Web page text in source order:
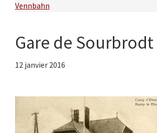
Vennbahn
Gare de Sourbrodt
12 janvier 2016